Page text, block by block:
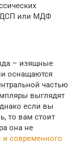
или МДФ
– изящные
оснащаются
частью
выглядят
если вы
то вам стоит
она не
современного